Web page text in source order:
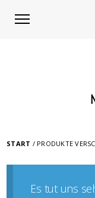
START / PRODUKTE
Es tut uns